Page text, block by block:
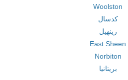
Woolston
کدسال
رینهیل
East Sheen
Norbiton
بریتانیا